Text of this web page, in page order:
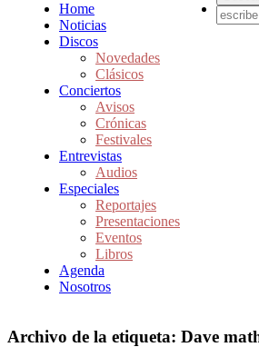
Home
Noticias
Discos
Novedades
Clásicos
Conciertos
Avisos
Crónicas
Festivales
Entrevistas
Audios
Especiales
Reportajes
Presentaciones
Eventos
Libros
Agenda
Nosotros
Archivo de la etiqueta: Dave